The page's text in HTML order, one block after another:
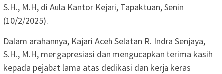
S.H., M.H, di Aula Kantor Kejari, Tapaktuan, Senin
(10/2/2025).
Dalam arahannya, Kajari Aceh Selatan R. Indra Senjaya,
S.H., M.H, mengapresiasi dan mengucapkan terima kasih
kepada pejabat lama atas dedikasi dan kerja keras